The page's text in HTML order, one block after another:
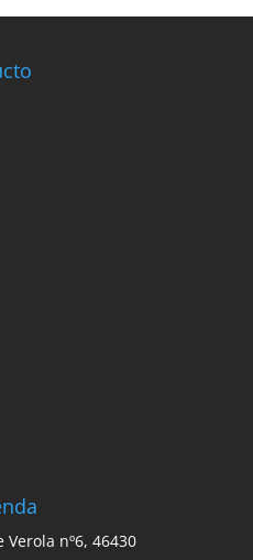
nº6, 46430